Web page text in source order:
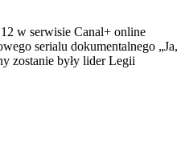
w serwisie Canal+ online
serialu dokumentalnego „Ja,
zostanie były lider Legii